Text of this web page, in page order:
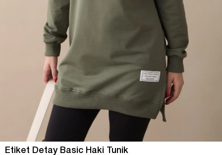
Etiket Detay Basic Haki Tunik